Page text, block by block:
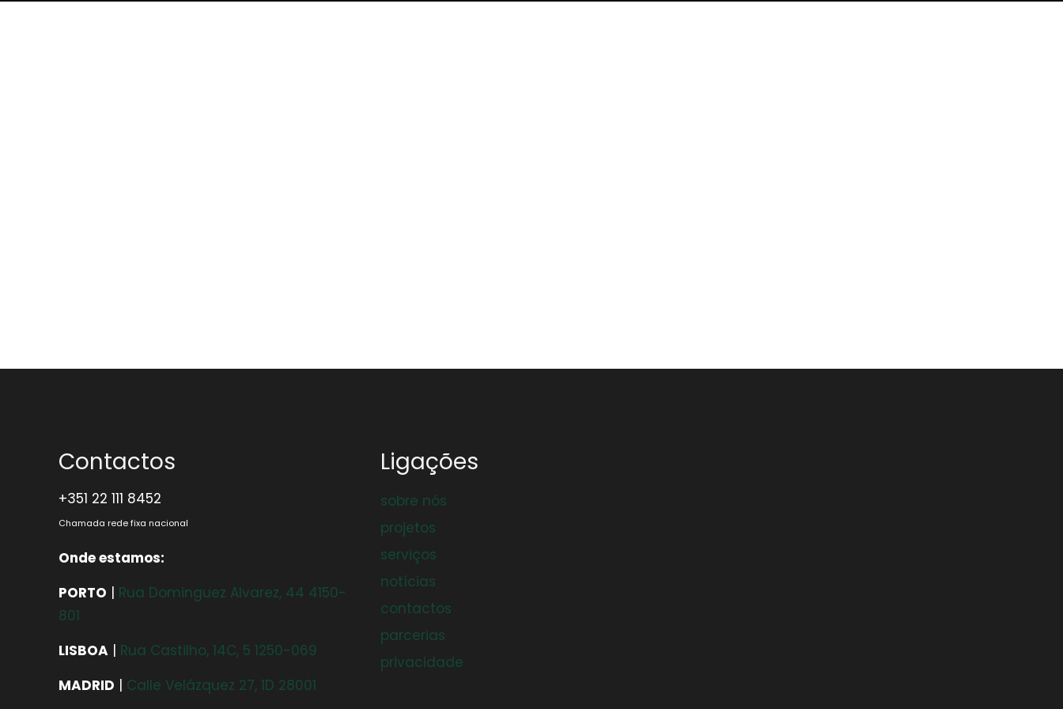
Contactos
+351 22 111 8452
Chamada rede fixa nacional
Onde estamos:
PORTO | Rua Dominguez Alvarez, 44 4150-
801
LISBOA | Rua Castilho, 14C, 5 1250-069
MADRID | Calle Velázquez 27, 1D 28001
Ligações
sobre nós
projetos
serviços
notícias
contactos
parcerias
privacidade